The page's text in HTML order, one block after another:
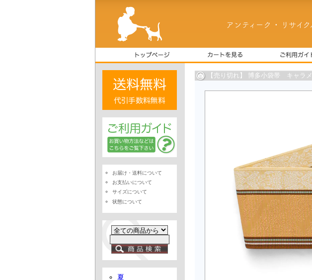
【売り切れ】 博多小袋帯 キャラ
お届け・送料について
お支払いについて
サイズについて
状態について
夏